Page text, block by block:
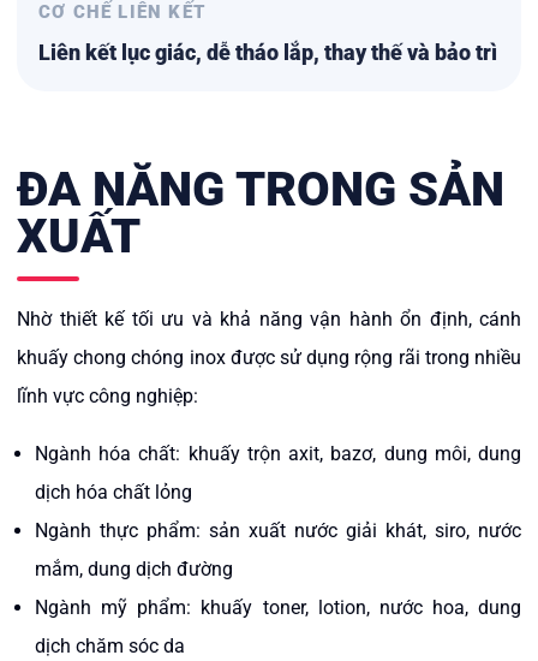
CƠ CHẾ LIÊN KẾT
Liên kết lục giác, dễ tháo lắp, thay thế và bảo trì
ĐA NĂNG TRONG SẢN
XUẤT
Nhờ thiết kế tối ưu và khả năng vận hành ổn định, cánh
khuấy chong chóng inox được sử dụng rộng rãi trong nhiều
lĩnh vực công nghiệp:
Ngành hóa chất: khuấy trộn axit, bazơ, dung môi, dung
dịch hóa chất lỏng
Ngành thực phẩm: sản xuất nước giải khát, siro, nước
mắm, dung dịch đường
Ngành mỹ phẩm: khuấy toner, lotion, nước hoa, dung
dịch chăm sóc da